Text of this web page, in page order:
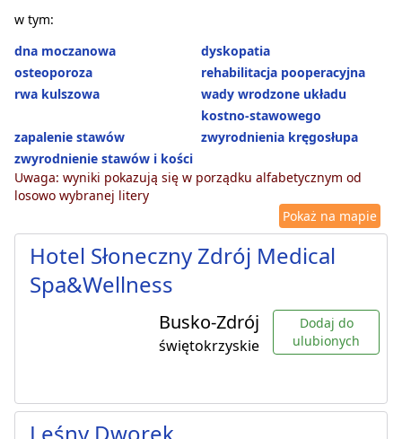
w tym:
dna moczanowa
dyskopatia
osteoporoza
rehabilitacja pooperacyjna
rwa kulszowa
wady wrodzone układu
kostno-stawowego
zapalenie stawów
zwyrodnienia kręgosłupa
zwyrodnienie stawów i kości
Uwaga: wyniki pokazują się w porządku alfabetycznym od
losowo wybranej litery
Pokaż na mapie
Hotel Słoneczny Zdrój Medical
Spa&Wellness
Busko-Zdrój
świętokrzyskie
Dodaj do
ulubionych